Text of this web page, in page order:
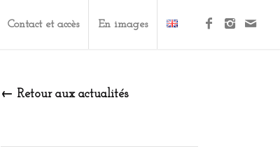
Contact et accès En images
← Retour aux actualités